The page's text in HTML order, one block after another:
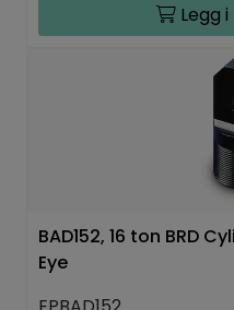
Legg
BAD152, 16 ton BRD
Eye